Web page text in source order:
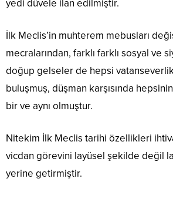
yedi düvele ilan edilmiştir.
İlk Meclis’in muhterem mebusları
mecralarından, farklı farklı sosyal ve
doğup gelseler de hepsi
buluşmuş, düşman karşısında
bir ve aynı olmuştur.
Nitekim İlk Meclis tarihi özellikleri
vicdan görevini layüsel şekilde değil
yerine getirmiştir.